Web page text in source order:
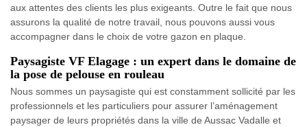
aux attentes des clients les plus exigeants. Outre le fait que nous
assurons la qualité de notre travail, nous pouvons aussi vous
accompagner dans le choix de votre gazon en plaque.
Paysagiste VF Elagage : un expert dans le domaine de
la pose de pelouse en rouleau
Nous sommes un paysagiste qui est constamment sollicité par les
professionnels et les particuliers pour assurer l’aménagement
paysager de leurs propriétés dans la ville de Aussac Vadalle et